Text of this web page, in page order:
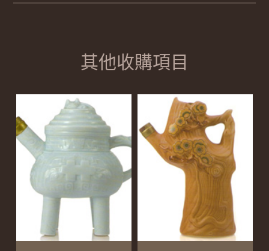
其他收購項目